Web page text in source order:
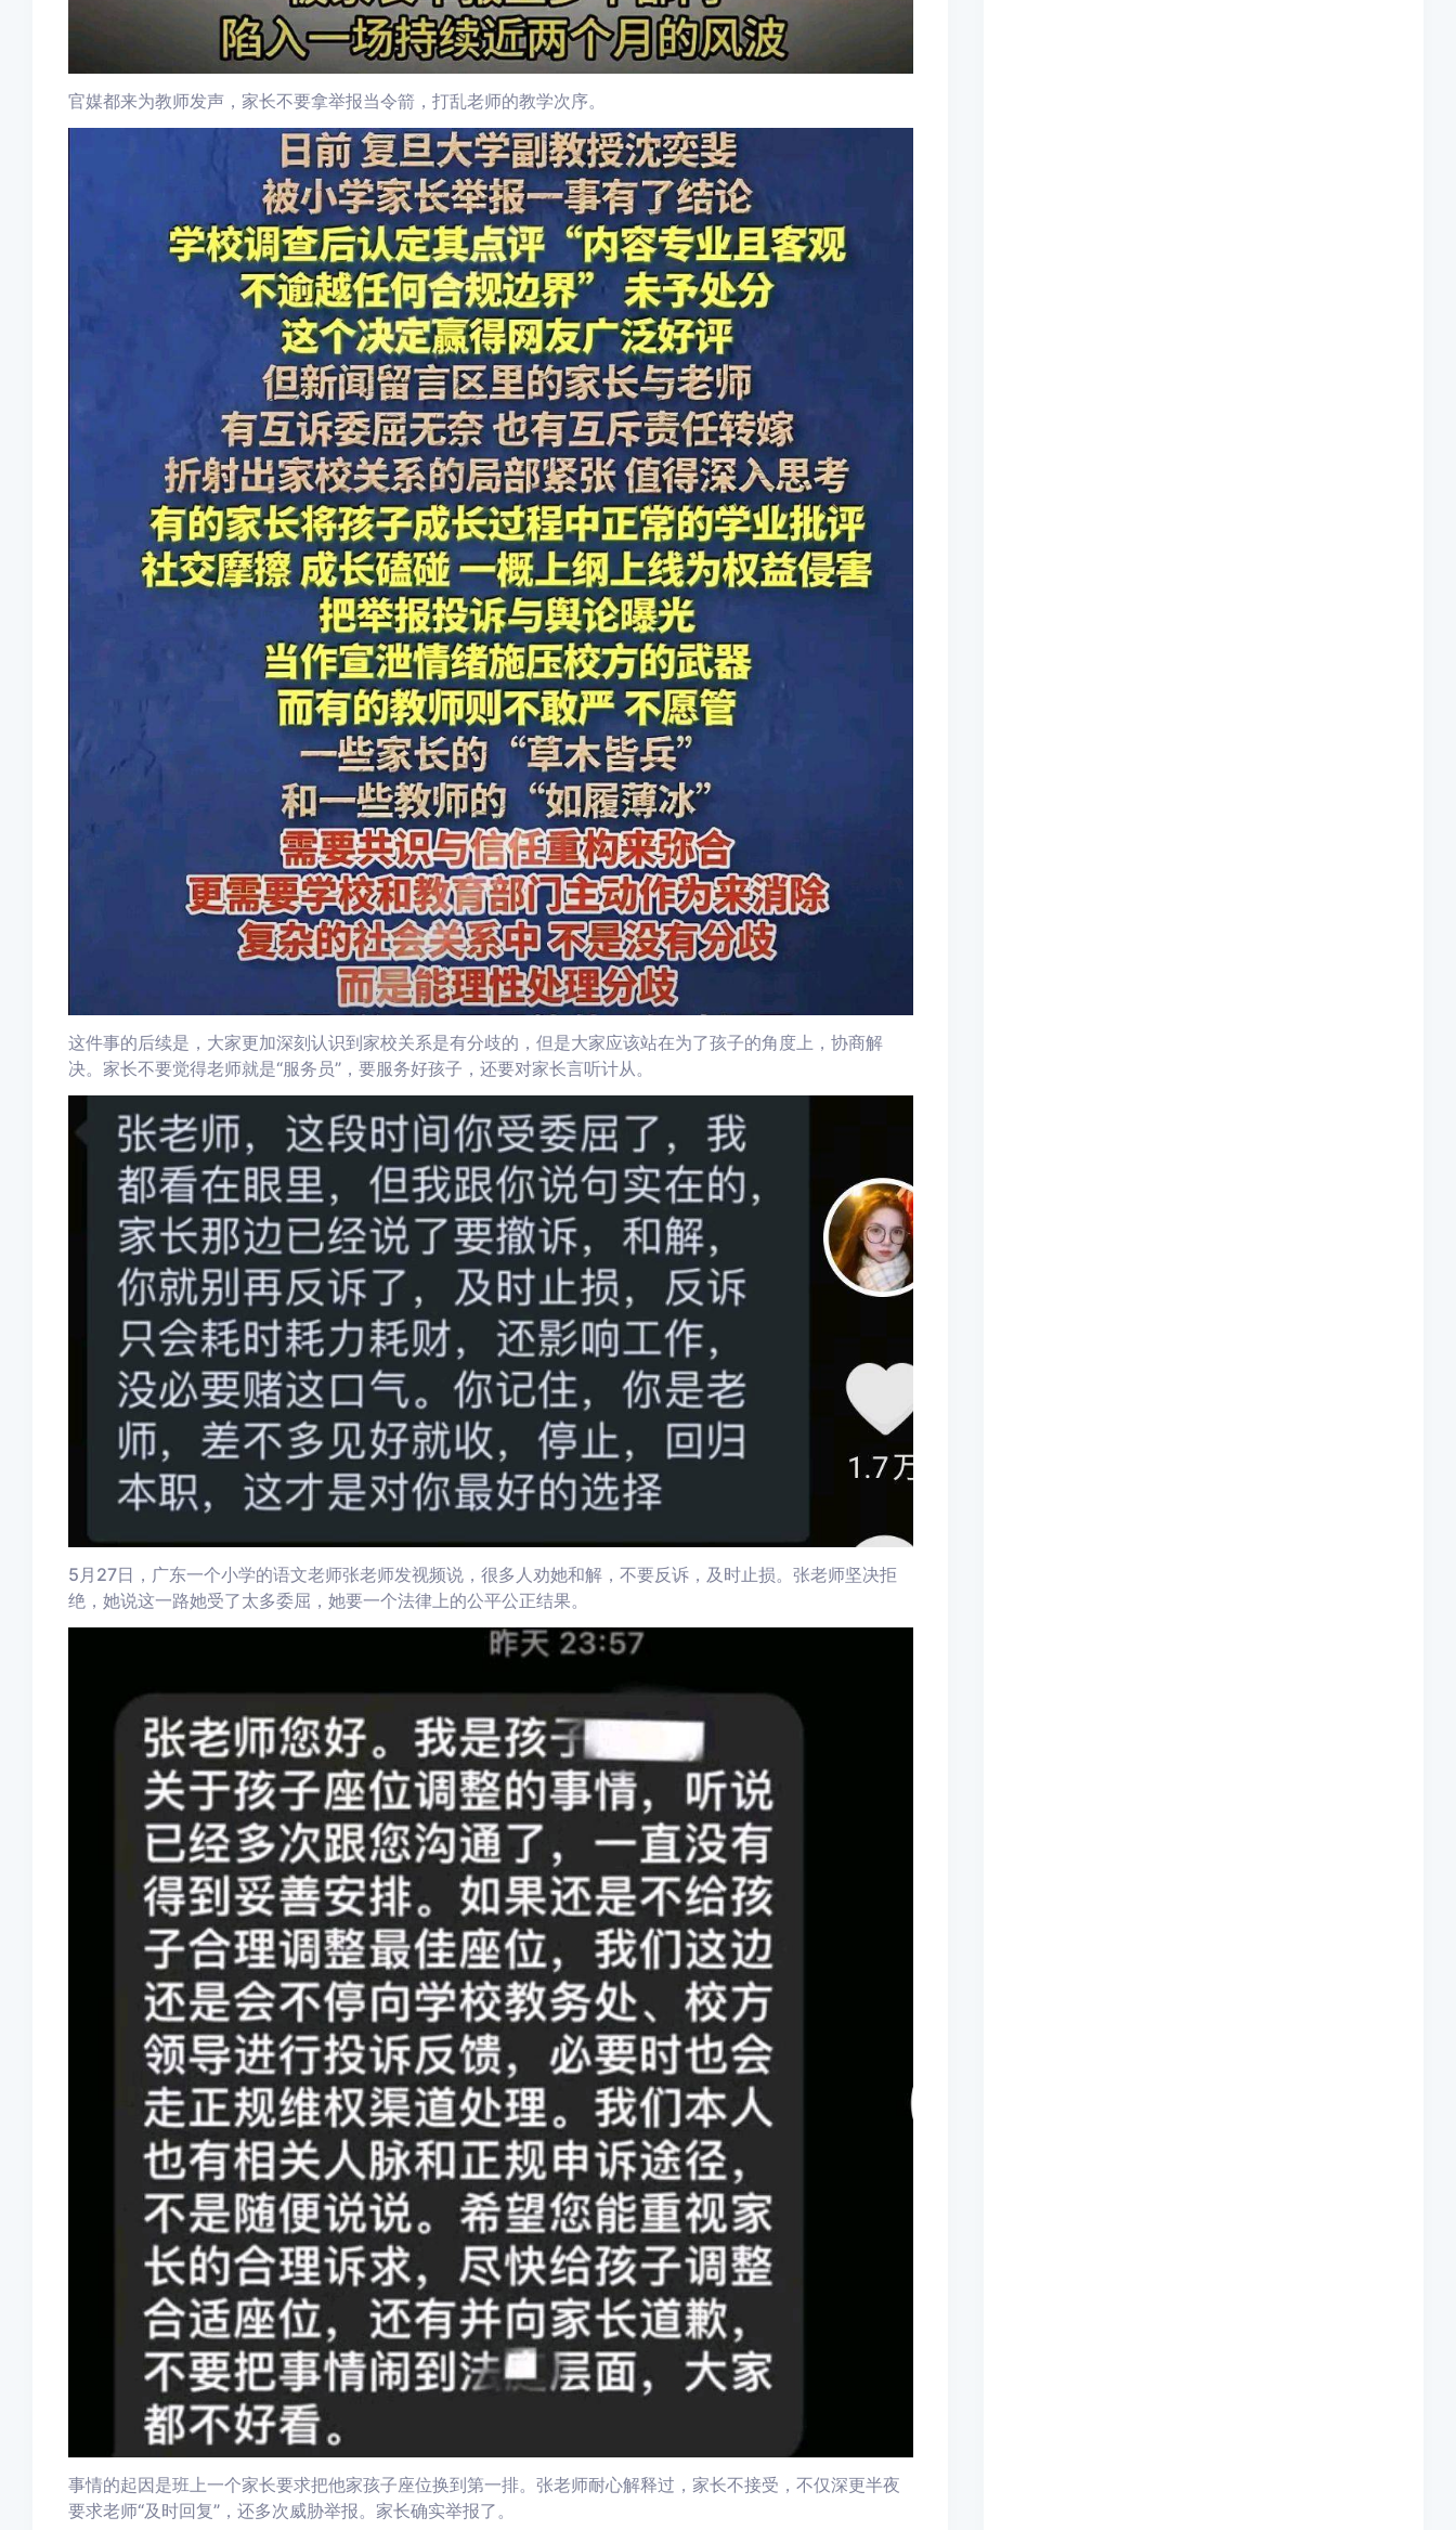
官媒都来为教师发声，家长不要拿举报当令箭，打乱老师的教学次序。
这件事的后续是，大家更加深刻认识到家校关系是有分歧的，但是大家应该站在为了孩子的角度上，协商解
决。家长不要觉得老师就是“服务员”，要服务好孩子，还要对家长言听计从。
5月27日，广东一个小学的语文老师张老师发视频说，很多人劝她和解，不要反诉，及时止损。张老师坚决拒
绝，她说这一路她受了太多委屈，她要一个法律上的公平公正结果。
事情的起因是班上一个家长要求把他家孩子座位换到第一排。张老师耐心解释过，家长不接受，不仅深更半夜
要求老师“及时回复”，还多次威胁举报。家长确实举报了。